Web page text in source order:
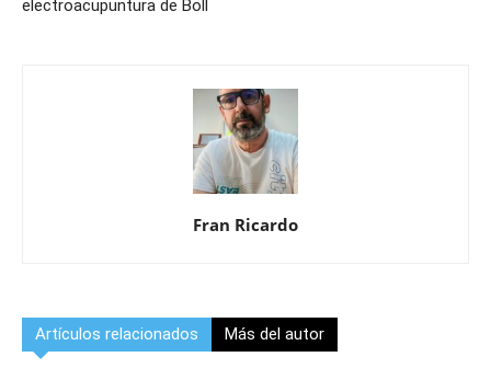
electroacupuntura de Boll
Fran Ricardo
Artículos relacionados Más del autor